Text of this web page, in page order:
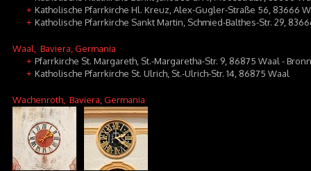
+ Katholische Pfarrkirche Hl. Kreuz, Alex-Gugler-Straße 56, 83666
+ Katholische Pfarrkirche Sankt Martin, Schmied-Balthes-Str. 29,
Waal , Baviera, Germania
+ Pfarrkirche St. Margareth, St.-Margaretha-Str. 9, 86875 Waal -
+ Katholische Pfarrkirche St. Ulrich, St.-Ulrich-Str. 14, 86875 Waal
Wachenroth , Baviera, Germania